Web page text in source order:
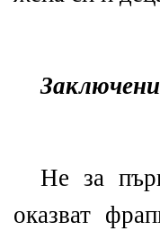
Не за
оказват